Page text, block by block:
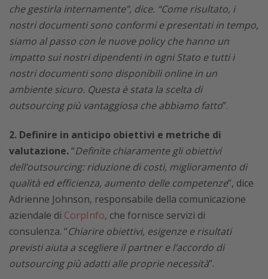
che gestirla internamente”, dice. “Come risultato, i
nostri documenti sono conformi e presentati in tempo,
siamo al passo con le nuove policy che hanno un
impatto sui nostri dipendenti in ogni Stato e tutti i
nostri documenti sono disponibili online in un
ambiente sicuro. Questa è stata la scelta di
outsourcing più vantaggiosa che abbiamo fatto”.
2. Definire in anticipo obiettivi e metriche di
valutazione.“Definite chiaramente gli obiettivi
dell’outsourcing: riduzione di costi, miglioramento di
qualità ed efficienza, aumento delle competenze”, dice
Adrienne Johnson, responsabile della comunicazione
aziendale di CorpInfo, che fornisce servizi di
consulenza. “Chiarire obiettivi, esigenze e risultati
previsti aiuta a scegliere il partner e l’accordo di
outsourcing più adatti alle proprie necessità”.